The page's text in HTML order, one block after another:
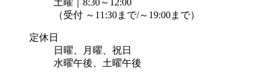
（受付 ～11:30まで/～19:00まで）
定休日
日曜、月曜、祝日
水曜午後、土曜午後